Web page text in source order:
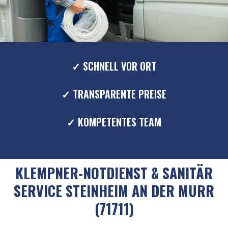
✓ SCHNELL VOR ORT
✓ TRANSPARENTE PREISE
✓ KOMPETENTES TEAM
KLEMPNER-NOTDIENST & SANITÄR
SERVICE STEINHEIM AN DER MURR
(71711)